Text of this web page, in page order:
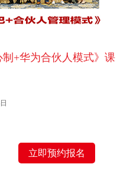
+华为合伙人模式》课
立即预约报名